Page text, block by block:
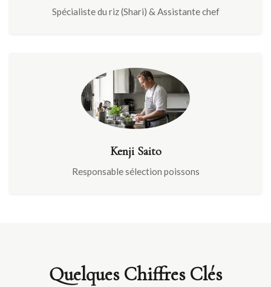
Spécialiste du riz (Shari) & Assistante chef
Kenji Saito
Responsable sélection poissons
Quelques Chiffres Clés